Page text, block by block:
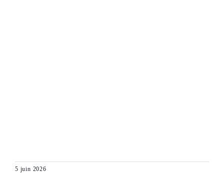
5 juin 2026